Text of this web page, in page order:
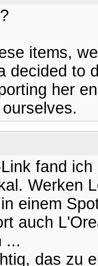
items,
decided to
her
fand
Werken
einem
auch
...
das zu